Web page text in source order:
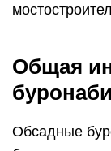
Общая
Обсадные